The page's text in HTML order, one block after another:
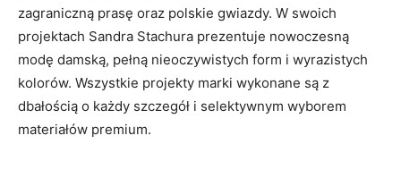
zagraniczną prasę oraz polskie gwiazdy. W swoich
projektach Sandra Stachura prezentuje nowoczesną
modę damską, pełną nieoczywistych form i wyrazistych
kolorów. Wszystkie projekty marki wykonane są z
dbałością o każdy szczegół i selektywnym wyborem
materiałów premium.